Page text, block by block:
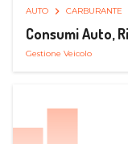
AUTO CARBURANTE
Consumi Auto,
Gestione Veicolo